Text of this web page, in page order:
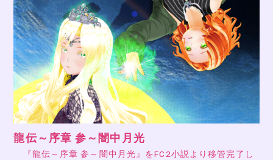
龍伝～序章 参～闇中月光
『龍伝～序章 参～闇中月光』をFC2小説より移管完了し